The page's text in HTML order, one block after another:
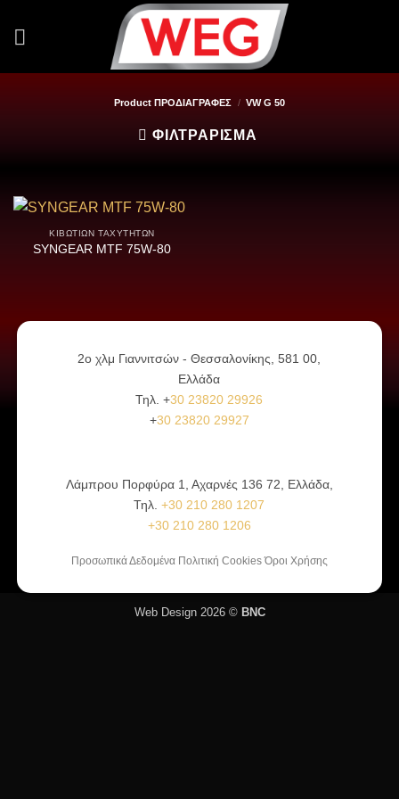
στο
Product ΠΡΟΔΙΑΓΡΑΦΕΣ / VW G 50
ΦΙΛΤΡΆΡΙΣΜΑ
ΚΙΒΩΤΊΩΝ ΤΑΧΥΤΉΤΩΝ
SYNGEAR MTF 75W-80
2ο χλμ Γιαννιτσών - Θεσσαλονίκης, 581 00,
Ελλάδα
Τηλ. +30 23820 29926
+30 23820 29927
Λάμπρου Πορφύρα 1, Αχαρνές 136 72, Ελλάδα,
Τηλ.+30 210 280 1207
+30 210 280 1206
Προσωπικά Δεδομένα Πολιτική Cookies Όροι Χρήσης
Web Design 2026 © BNC